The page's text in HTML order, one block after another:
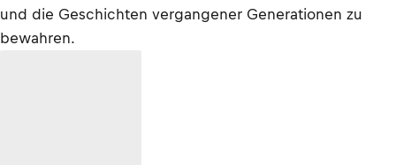
und die Geschichten vergangener Generationen zu
bewahren.